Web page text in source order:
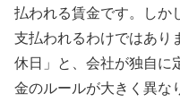
払われる賃金です。しか
支払われるわけではあり
休日」と、会社が独自に
金のルールが大きく異な